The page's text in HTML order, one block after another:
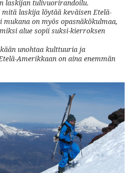
laskijan tulivuorirandoilu.
laskija löytää keväisen Etelä-
on myös opasnäkökulmaa,
alue sopii suksi-kierroksen
unohtaa kulttuuria ja
Amerikkaan on aina enemmän